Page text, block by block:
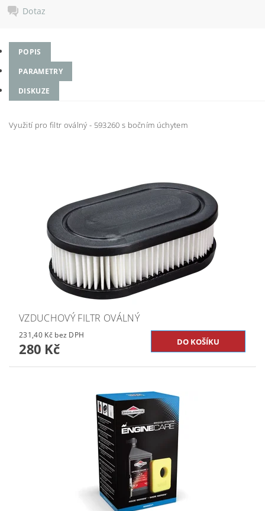
Dotaz
POPIS
PARAMETRY
DISKUZE
Využití pro filtr oválný - 593260 s bočním úchytem
VZDUCHOVÝ FILTR OVÁLNÝ
231,40 Kč bez DPH
280 Kč